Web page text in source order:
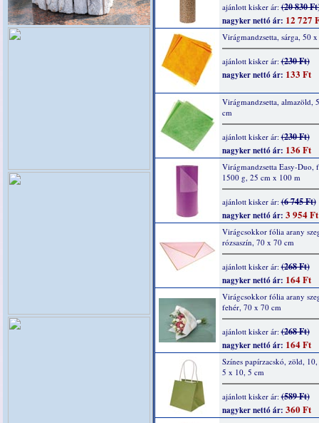
ajánlott kisker ár:(20 830
nagyker nettó ár: 12 727
Virágmandzsetta, sárga, 50
ajánlott kisker ár:(230 Ft)
nagyker nettó ár: 133 Ft
Virágmandzsetta, almazöld,
cm
ajánlott kisker ár:(230 Ft)
nagyker nettó ár: 136 Ft
Virágmandzsetta Easy-Duo,
1500 g, 25 cm x 100 m
ajánlott kisker ár:(6 745 Ft)
nagyker nettó ár: 3 954 Ft
Virágcsokkor fólia arany
rózsaszín, 70 x 70 cm
ajánlott kisker ár:(268 Ft)
nagyker nettó ár: 164 Ft
Virágcsokkor fólia arany
fehér, 70 x 70 cm
ajánlott kisker ár:(268 Ft)
nagyker nettó ár: 164 Ft
Színes papírzacskó, zöld,
5 x 10, 5 cm
ajánlott kisker ár:(589 Ft)
nagyker nettó ár: 360 Ft